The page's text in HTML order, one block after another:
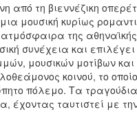
από τη βιεννέζικη
μουσική κυρίως
ατμόσφαιρα της
συνέχεια και
μουσικών μοτίβων και
κοινού, το
πόλεμο. Τα
ταυτιστεί με